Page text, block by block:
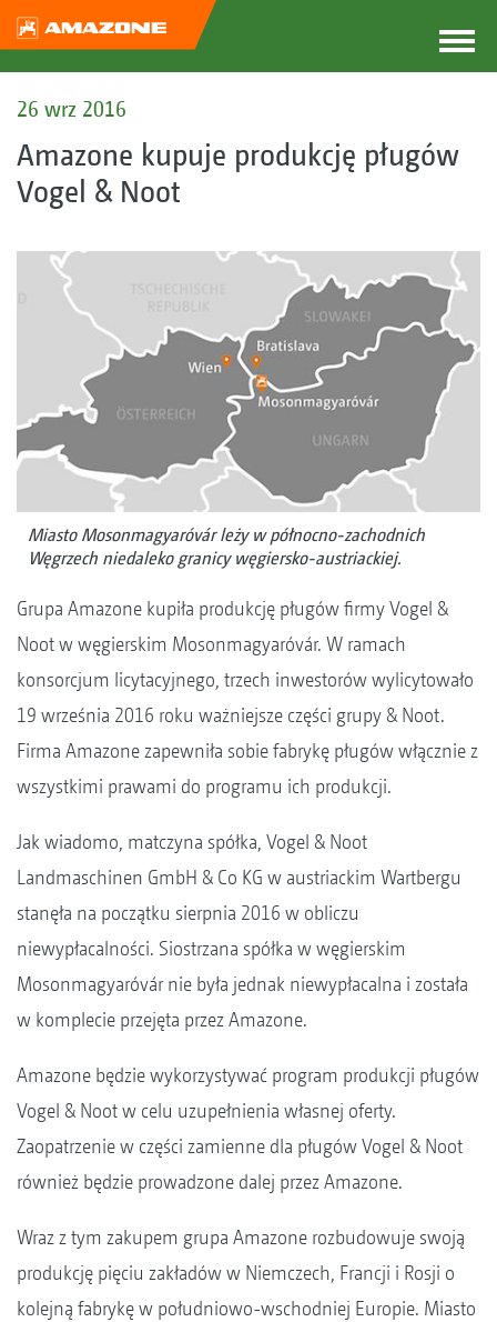
26 wrz 2016
Amazone kupuje produkcję pługów
Vogel & Noot
Miasto Mosonmagyaróvár leży w północno-zachodnich
Węgrzech niedaleko granicy węgiersko-austriackiej.
Grupa Amazone kupiła produkcję pługów firmy Vogel &
Noot w węgierskim Mosonmagyaróvár. W ramach
konsorcjum licytacyjnego, trzech inwestorów wylicytowało
19 września 2016 roku ważniejsze części grupy & Noot.
Firma Amazone zapewniła sobie fabrykę pługów włącznie z
wszystkimi prawami do programu ich produkcji.
Jak wiadomo, matczyna spółka, Vogel & Noot
Landmaschinen GmbH & Co KG w austriackim Wartbergu
stanęła na początku sierpnia 2016 w obliczu
niewypłacalności. Siostrzana spółka w węgierskim
Mosonmagyaróvár nie była jednak niewypłacalna i została
w komplecie przejęta przez Amazone.
Amazone będzie wykorzystywać program produkcji pługów
Vogel & Noot w celu uzupełnienia własnej oferty.
Zaopatrzenie w części zamienne dla pługów Vogel & Noot
również będzie prowadzone dalej przez Amazone.
Wraz z tym zakupem grupa Amazone rozbudowuje swoją
produkcję pięciu zakładów w Niemczech, Francji i Rosji o
kolejną fabrykę w południowo-wschodniej Europie. Miasto